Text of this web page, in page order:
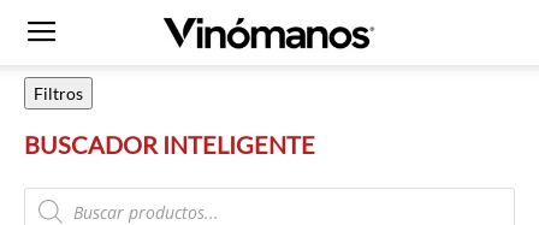
Filtros
BUSCADOR INTELIGENTE
Products
search